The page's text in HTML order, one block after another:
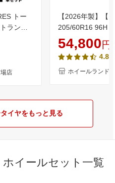
トー
ランパ
セット
対象】
店
【2026年製】【
205/60R16 96H
限定クーポン!!】
インチ サマータ
タイヤ
RV-03 205/60-16
54,800円
4.85
ホイールランド
イヤをもっと見る
イールセット一覧